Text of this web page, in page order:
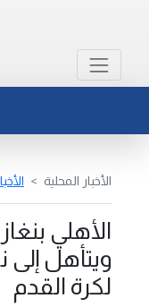
الأخبار المحلية
الأهلي
ويتأهل
لكرة القدم